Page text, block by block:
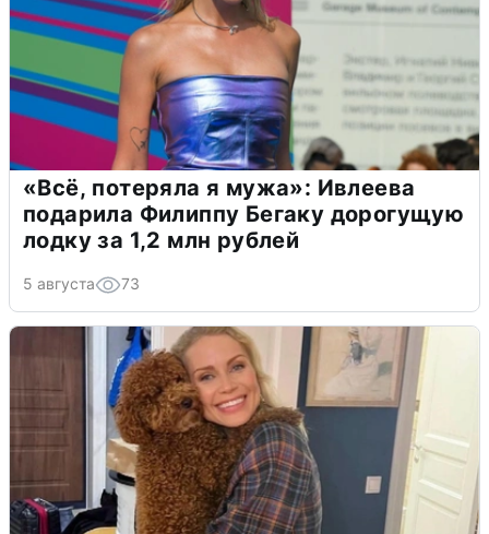
«Всё, потеряла я мужа»: Ивлеева
подарила Филиппу Бегаку дорогущую
лодку за 1,2 млн рублей
5 августа 73